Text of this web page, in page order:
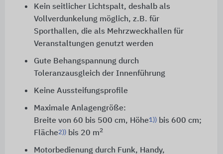
Kein seitlicher Lichtspalt, deshalb als
Vollverdunkelung möglich, z.B. für
Sporthallen, die als Mehrzweckhallen für
Veranstaltungen genutzt werden
Gute Behangspannung durch
Toleranzausgleich der Innenführung
Keine Aussteifungsprofile
Maximale Anlagengröße:
Breite von 60 bis 500 cm, Höhe1))bis 600 cm;
Fläche2))bis 20 m2
Motorbedienung durch Funk, Handy,